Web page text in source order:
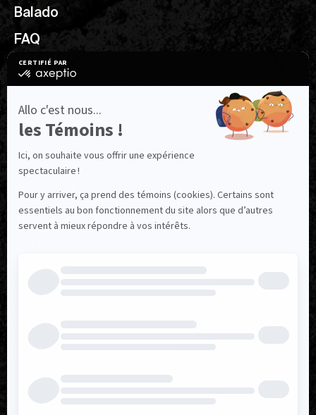
Balado
FAQ
Ressources utiles
Nous joindre
NOUS SUIVRE
Facebook
Instagram